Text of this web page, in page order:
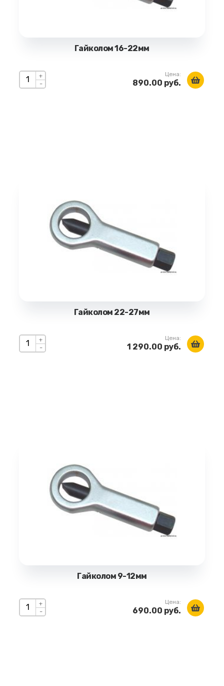
Гайколом 16-22мм
+
-
Цена:
890.00 руб.
Гайколом 22-27мм
+
-
Цена:
1 290.00 руб.
Гайколом 9-12мм
+
-
Цена:
690.00 руб.